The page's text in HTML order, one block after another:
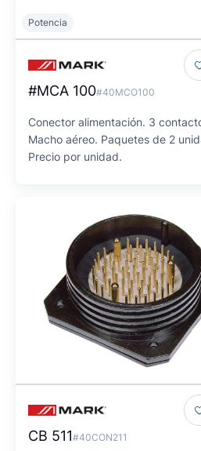
Potencia
#MCA 100#40MCO100
Conector alimentación. 3
Macho aéreo. Paquetes de 2
Precio por unidad.
CB 511#40CON211